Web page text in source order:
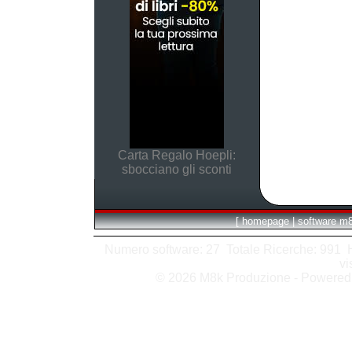
Carta Regalo Hoepli:
sbocciano gli sconti
[ homepage | software